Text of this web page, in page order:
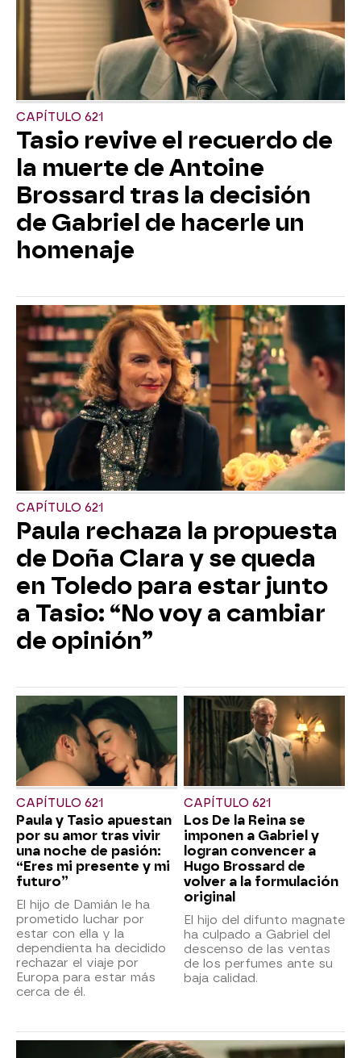
CAPÍTULO 621
Tasio revive el recuerdo de
la muerte de Antoine
Brossard tras la decisión
de Gabriel de hacerle un
homenaje
CAPÍTULO 621
Paula rechaza la propuesta
de Doña Clara y se queda
en Toledo para estar junto
a Tasio: “No voy a cambiar
de opinión”
CAPÍTULO 621
Paula y Tasio apuestan
por su amor tras vivir
una noche de pasión:
“Eres mi presente y mi
futuro”
El hijo de Damián le ha
prometido luchar por
estar con ella y la
dependienta ha decidido
rechazar el viaje por
Europa para estar más
cerca de él.
CAPÍTULO 621
Los De la Reina se
imponen a Gabriel y
logran convencer a
Hugo Brossard de
volver a la formulación
original
El hijo del difunto magnate
ha culpado a Gabriel del
descenso de las ventas
de los perfumes ante su
baja calidad.